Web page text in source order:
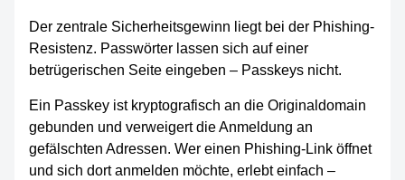
Der zentrale Sicherheitsgewinn liegt bei der Phishing-
Resistenz. Passwörter lassen sich auf einer
betrügerischen Seite eingeben – Passkeys nicht.
Ein Passkey ist kryptografisch an die Originaldomain
gebunden und verweigert die Anmeldung an
gefälschten Adressen. Wer einen Phishing-Link öffnet
und sich dort anmelden möchte, erlebt einfach –